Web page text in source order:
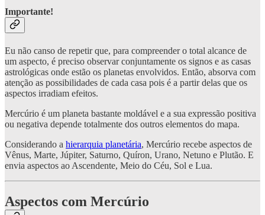
Importante!
Eu não canso de repetir que, para compreender o total alcance de
um aspecto, é preciso observar conjuntamente os signos e as casas
astrológicas onde estão os planetas envolvidos. Então, absorva com
atenção as possibilidades de cada casa pois é a partir delas que os
aspectos irradiam efeitos.
Mercúrio é um planeta bastante moldável e a sua expressão positiva
ou negativa depende totalmente dos outros elementos do mapa.
Considerando a hierarquia planetária, Mercúrio recebe aspectos de
Vênus, Marte, Júpiter, Saturno, Quíron, Urano, Netuno e Plutão. E
envia aspectos ao Ascendente, Meio do Céu, Sol e Lua.
Aspectos com Mercúrio